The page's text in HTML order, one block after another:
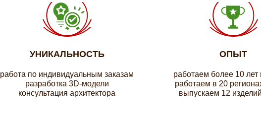
УНИКАЛЬНОСТЬ
работа по индивидуальным заказам
разработка 3D-модели
консультация архитектора
ОПЫТ
работаем более 10 лет
работаем в 20
выпускаем 12